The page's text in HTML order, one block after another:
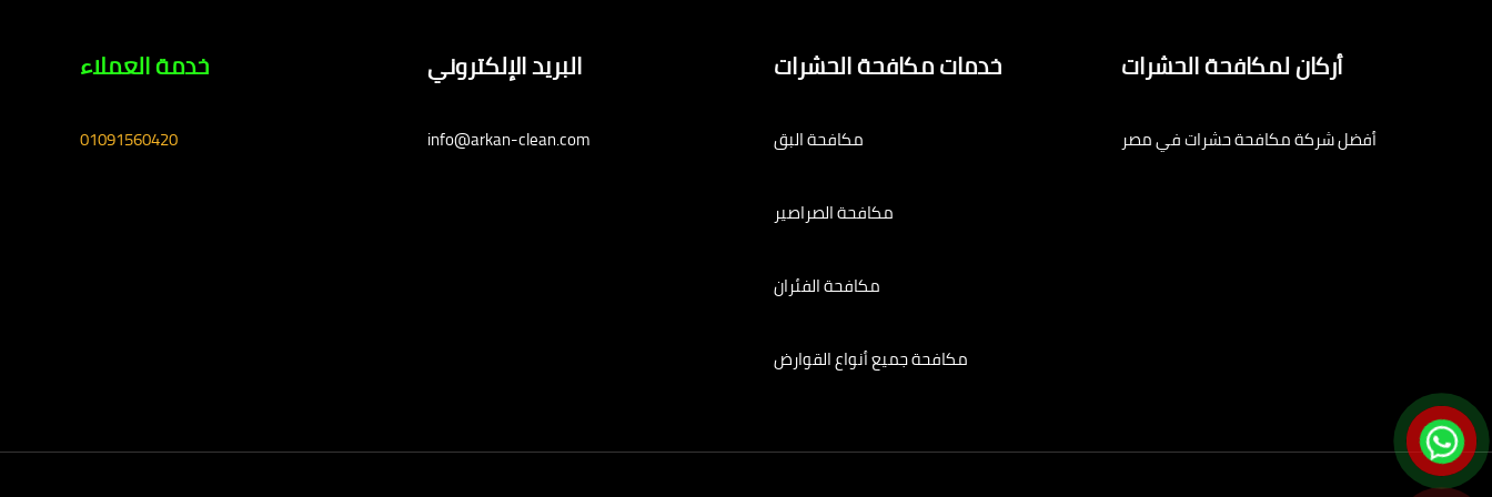
أركان لمكافحة الحشرات
أفضل شركة مكافحة حشرات في مصر
خدمات مكافحة الحشرات
مكافحة البق
مكافحة الصراصير
مكافحة الفئران
مكافحة جميع أنواع القوارض
البريد الإلكتروني
info@arkan-clean.com
خدمة العملاء
01091560420